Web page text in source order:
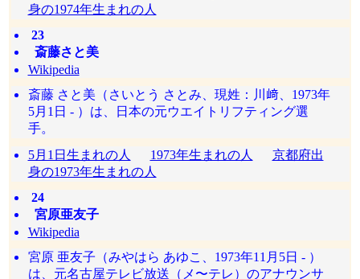
身の1974年生まれの人
23
斎藤さと美
Wikipedia
斎藤 さと美（さいとう さとみ、現姓：川﨑、1973年
5月1日 - ）は、日本の元ウエイトリフティング選
手。
5月1日生まれの人
1973年生まれの人
京都府出
身の1973年生まれの人
24
宮原亜友子
Wikipedia
宮原 亜友子（みやはら あゆこ、1973年11月5日 - ）
は、元名古屋テレビ放送（メ〜テレ）のアナウンサ